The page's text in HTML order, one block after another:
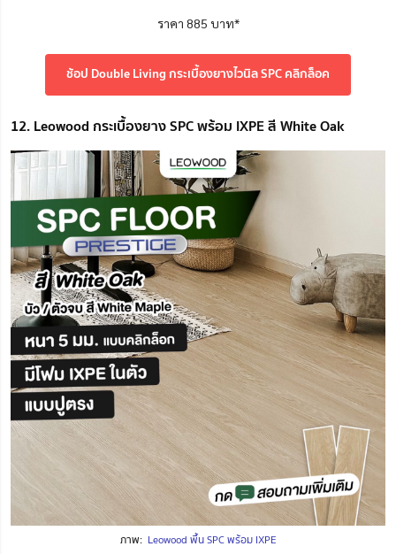
ราคา 885 บาท*
ช้อป Double Living กระเบื้องยางไวนิล SPC คลิกล็อค
12. Leowood กระเบื้องยาง SPC พร้อม IXPE สี White Oak
ภาพ: Leowood พื้น SPC พร้อม IXPE